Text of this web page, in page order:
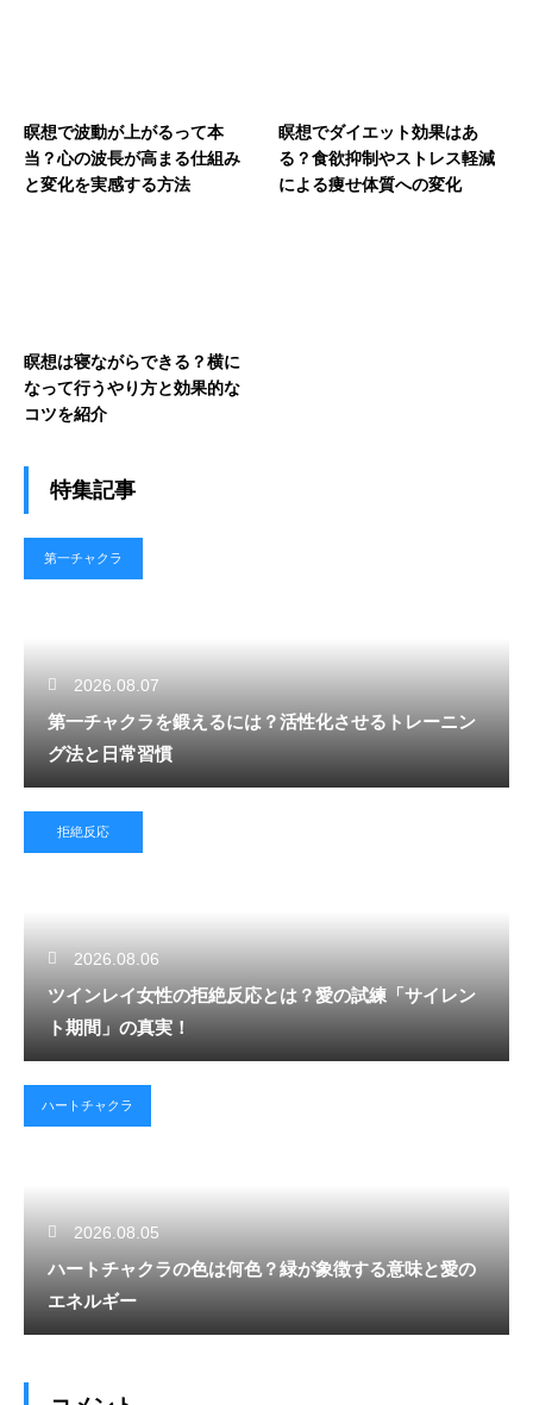
瞑想で波動が上がるって本
当？心の波長が高まる仕組み
と変化を実感する方法
瞑想でダイエット効果はあ
る？食欲抑制やストレス軽減
による痩せ体質への変化
瞑想は寝ながらできる？横に
なって行うやり方と効果的な
コツを紹介
特集記事
第一チャクラ
2026.08.07
第一チャクラを鍛えるには？活性化させるトレーニン
グ法と日常習慣
拒絶反応
2026.08.06
ツインレイ女性の拒絶反応とは？愛の試練「サイレン
ト期間」の真実！
ハートチャクラ
2026.08.05
ハートチャクラの色は何色？緑が象徴する意味と愛の
エネルギー